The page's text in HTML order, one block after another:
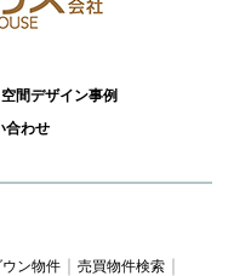
空間デザイン事例
合わせ
ン物件
売買物件検索